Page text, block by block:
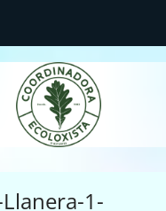
d'Asturies
1-